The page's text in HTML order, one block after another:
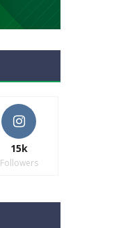
15k
Followers